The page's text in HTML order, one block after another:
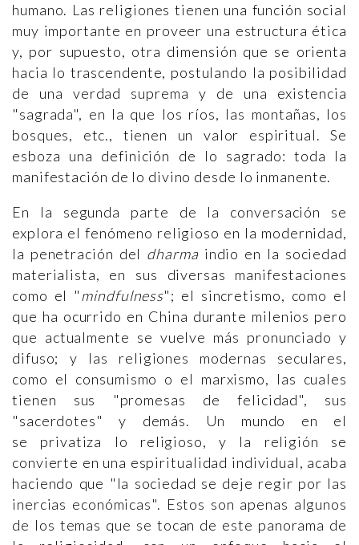
humano. Las religiones tienen una función social
muy importante en proveer una estructura ética
y, por supuesto, otra dimensión que se orienta
hacia lo trascendente, postulando la posibilidad
de una verdad suprema y de una existencia
"sagrada", en la que los ríos, las montañas, los
bosques, etc., tienen un valor espiritual. Se
esboza una definición de lo sagrado: toda la
manifestación de lo divino desde lo inmanente.
En la segunda parte de la conversación se
explora el fenómeno religioso en la modernidad,
la penetración del dharma indio en la sociedad
materialista, en sus diversas manifestaciones
como el "mindfulness"; el sincretismo, como el
que ha ocurrido en China durante milenios pero
que actualmente se vuelve más pronunciado y
difuso; y las religiones modernas seculares,
como el consumismo o el marxismo, las cuales
tienen sus "promesas de felicidad", sus
"sacerdotes" y demás. Un mundo en el
se privatiza lo religioso, y la religión se
convierte en una espiritualidad individual, acaba
haciendo que "la sociedad se deje regir por las
inercias económicas". Estos son apenas algunos
de los temas que se tocan de este panorama de